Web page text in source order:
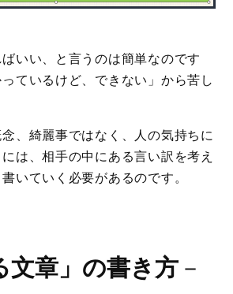
いい、と言うのは簡単なのです
ているけど、できない」から苦し
、綺麗事ではなく、人の気持ちに
は、相手の中にある言い訳を考え
いていく必要があるのです。
文章」の書き方 －